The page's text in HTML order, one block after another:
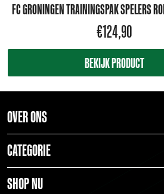
FC GRONINGEN TRAININGSPAK SPELERS
€124,90
BEKIJK PRODUCT
OVER ONS
CATEGORIE
SHOP NU